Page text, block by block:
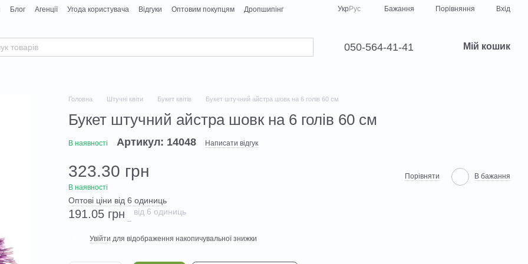
Блог Агенції Угода користувача Відгуки Оптовим покупцям
Дропшипінг
УкрРус Бажання Порівняння Вхід
050-564-41-41 Мій кошик
Головна Штучні квіти Букет квітів Букет штучний айстра шовк на 6 голів 60 см
Букет штучний айстра шовк на 6 голів 60 см
В наявності Артикул: 14048 Написати відгук
323.30 грн
В наявності
Порівняти В бажання
Оптові ціни від 6 одиниць
191.05 грн від 6 одиниць
Увійти для відображення накопичувальної знижки